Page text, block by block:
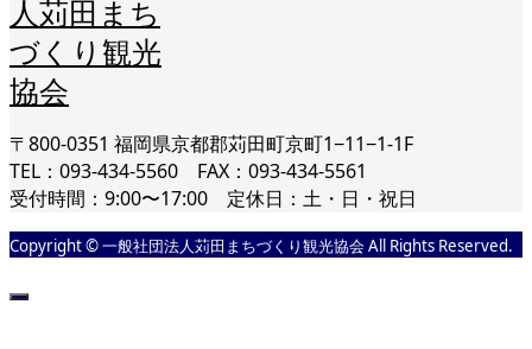
〒800-0351 福岡県京都郡苅田町京町1−11−1-1F
TEL：093-434-5560 FAX：093-434-5561
受付時間：9:00〜17:00 定休日：土・日・祝日
Copyright © 一般社団法人苅田まちづくり観光協会 All Rights Reserved.